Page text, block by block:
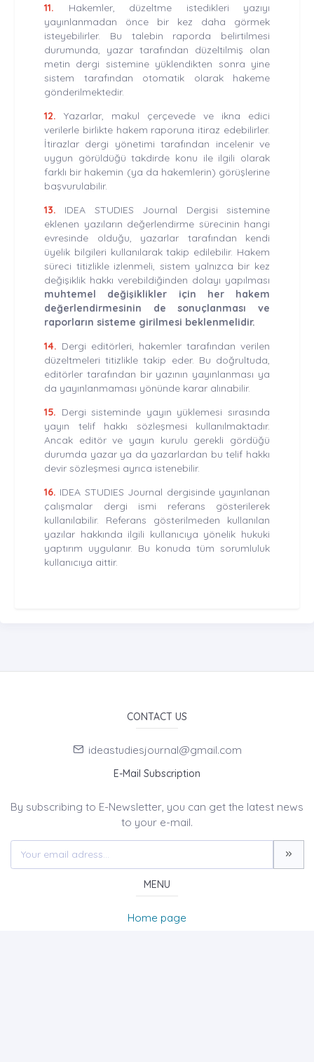
11. Hakemler, düzeltme istedikleri yazıyı
yayınlanmadan önce bir kez daha görmek
isteyebilirler. Bu talebin raporda belirtilmesi
durumunda, yazar tarafından düzeltilmiş olan
metin dergi sistemine yüklendikten sonra yine
sistem tarafından otomatik olarak hakeme
gönderilmektedir.
12. Yazarlar, makul çerçevede ve ikna edici
verilerle birlikte hakem raporuna itiraz edebilirler.
İtirazlar dergi yönetimi tarafından incelenir ve
uygun görüldüğü takdirde konu ile ilgili olarak
farklı bir hakemin (ya da hakemlerin) görüşlerine
başvurulabilir.
13. IDEA STUDIES Journal Dergisi sistemine
eklenen yazıların değerlendirme sürecinin hangi
evresinde olduğu, yazarlar tarafından kendi
üyelik bilgileri kullanılarak takip edilebilir. Hakem
süreci titizlikle izlenmeli, sistem yalnızca bir kez
değişiklik hakkı verebildiğinden dolayı yapılması
muhtemel değişiklikler için her hakem
değerlendirmesinin de sonuçlanması ve
raporların sisteme girilmesi beklenmelidir.
14. Dergi editörleri, hakemler tarafından verilen
düzeltmeleri titizlikle takip eder. Bu doğrultuda,
editörler tarafından bir yazının yayınlanması ya
da yayınlanmaması yönünde karar alınabilir.
15. Dergi sisteminde yayın yüklemesi sırasında
yayın telif hakkı sözleşmesi kullanılmaktadır.
Ancak editör ve yayın kurulu gerekli gördüğü
durumda yazar ya da yazarlardan bu telif hakkı
devir sözleşmesi ayrıca istenebilir.
16. IDEA STUDIES Journal dergisinde yayınlanan
çalışmalar dergi ismi referans gösterilerek
kullanılabilir. Referans gösterilmeden kullanılan
yazılar hakkında ilgili kullanıcıya yönelik hukuki
yaptırım uygulanır. Bu konuda tüm sorumluluk
kullanıcıya aittir.
CONTACT US
ideastudiesjournal@gmail.com
E-Mail Subscription
By subscribing to E-Newsletter, you can get the latest news
to your e-mail.
MENU
Home page